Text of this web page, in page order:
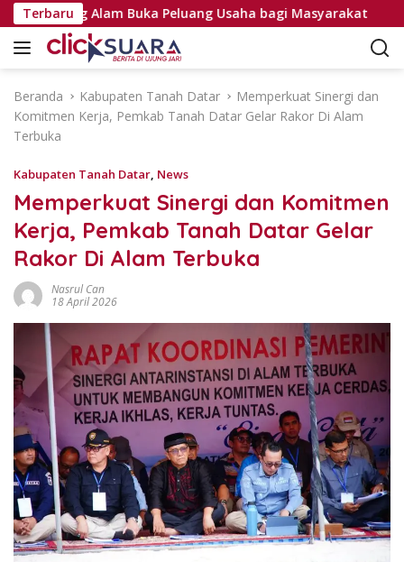
a
TerbaruAlam Buka Peluang Usaha bagi Masyarakat
Beranda Kabupaten Tanah Datar
Memperkuat Sinergi dan
Komitmen Kerja, Pemkab Tanah Datar Gelar Rakor Di Alam
Terbuka
Kabupaten Tanah Datar, News
Memperkuat Sinergi dan Komitmen
Kerja, Pemkab Tanah Datar Gelar
Rakor Di Alam Terbuka
Nasrul Can
18 April 2026